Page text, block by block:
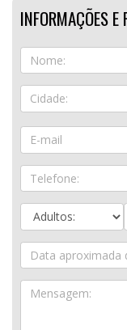
INFORMAÇÕES E